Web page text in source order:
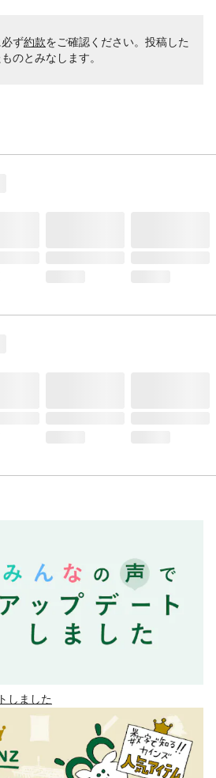
ず約款をご確認ください。投稿した
のとみなします。
しました